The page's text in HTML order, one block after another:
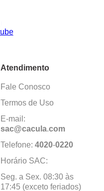
Atendimento
Fale Conosco
Termos de Uso
E-mail:
sac@cacula.com
Telefone: 4020-0220
Horário SAC:
Seg. a Sex. 08:30 às
17:45 (exceto feriados)